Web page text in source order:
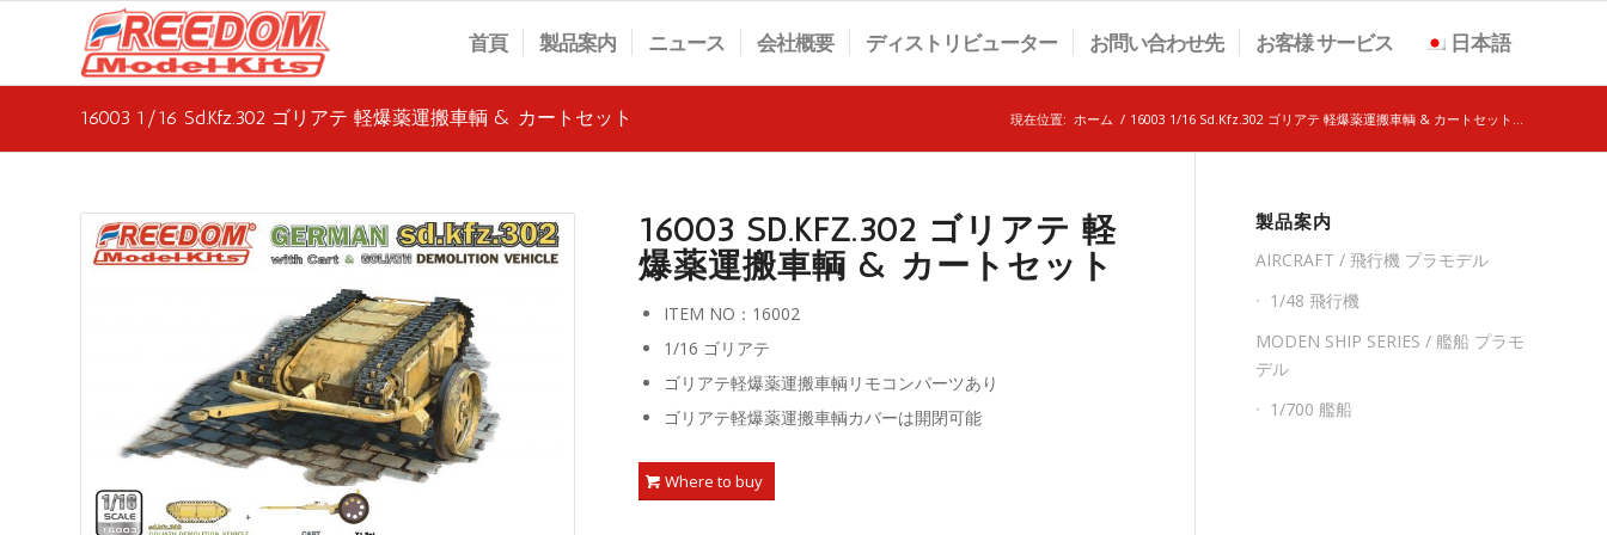
首頁 製品案内 ニュース 会社概要 ディストリビューター お問い合わせ先 お客様 サービス 日本語
16003 1/16 Sd.Kfz.302 ゴリアテ 軽爆薬運搬車輌 & カートセット 現在位置: ホーム / 16003 1/16 Sd.Kfz.302 ゴリアテ 軽爆薬運搬車輌 & カートセット...
16003 SD.KFZ.302 ゴリアテ 軽
爆薬運搬車輌 & カートセット
ITEM NO：16002
1/16 ゴリアテ
ゴリアテ軽爆薬運搬車輌リモコンパーツあり
ゴリアテ軽爆薬運搬車輌カバーは開閉可能
Where to buy
製品案内
AIRCRAFT / 飛行機 プラモデル
1/48 飛行機
MODEN SHIP SERIES / 艦船 プラモ
デル
1/700 艦船